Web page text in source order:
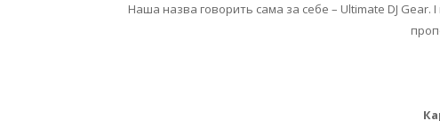
Наша назва говорить сама за себе – Ultimate DJ